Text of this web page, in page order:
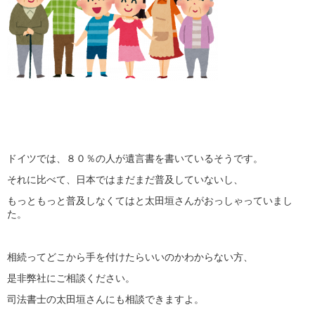
ドイツでは、８０％の人が遺言書を書いているそうです。
それに比べて、日本ではまだまだ普及していないし、
もっともっと普及しなくてはと太田垣さんがおっしゃっていまし
た。
相続ってどこから手を付けたらいいのかわからない方、
是非弊社にご相談ください。
司法書士の太田垣さんにも相談できますよ。